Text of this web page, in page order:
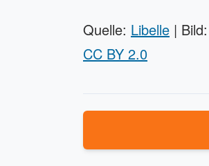
Quelle: Libelle | Bild:
CC BY 2.0